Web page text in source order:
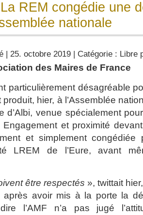
REM congédie une
nationale
| 25. octobre 2019 | Catégorie : Libre
des Maires de France
particulièrement désagréable
produit, hier, à l’Assemblée
d’Albi, venue spécialement
et proximité
et simplement
LREM de l’Eure, avant
être respectés », twittait
après avoir mis à la porte la
l’AMF n’a pas jugé